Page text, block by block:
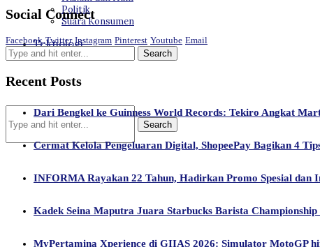
Politik
Suara Konsumen
Teknologi
Social Connect
Facebook Twitter Instagram Pinterest Youtube Email
Recent Posts
Dari Bengkel ke Guinness World Records: Tekiro Angkat
Cermat Kelola Pengeluaran Digital, ShopeePay Bagikan 4
INFORMA Rayakan 22 Tahun, Hadirkan Promo Spesial dan
Kadek Seina Maputra Juara Starbucks Barista Championship
MyPertamina Xperience di GIIAS 2026: Simulator MotoGP